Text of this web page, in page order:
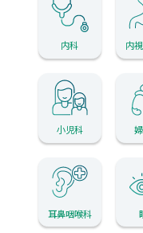
内科 内
小児科
耳鼻咽喉科